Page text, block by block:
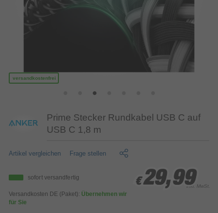
versandkostenfrei
Prime Stecker Rundkabel USB C auf
USB C 1,8 m
Artikel vergleichen Frage stellen
sofort versandfertig
Versandkosten DE (Paket): Übernehmen wir
für Sie
€29,99
€29,99
€29,99inkl. MwSt.